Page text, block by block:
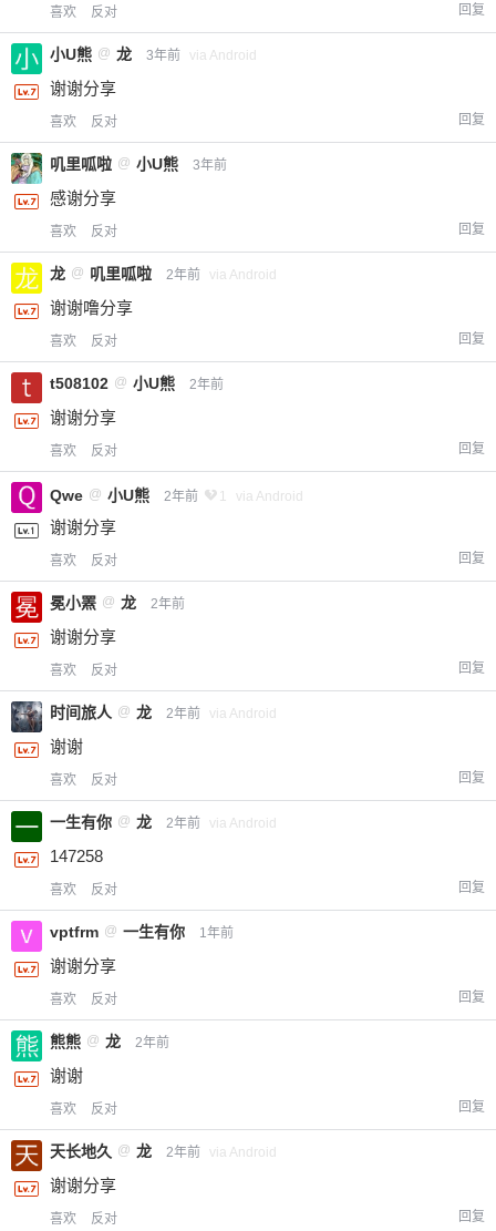
喜欢 反对 回复
小U熊 @ 龙 3年前 via Android
谢谢分享
喜欢 反对 回复
叽里呱啦 @ 小U熊 3年前
感谢分享
喜欢 反对 回复
龙 @ 叽里呱啦 2年前 via Android
谢谢噜分享
喜欢 反对 回复
t508102 @ 小U熊 2年前
谢谢分享
喜欢 反对 回复
Qwe @ 小U熊 2年前 1 via Android
谢谢分享
喜欢 反对 回复
冕小罴 @ 龙 2年前
谢谢分享
喜欢 反对 回复
时间旅人 @ 龙 2年前 via Android
谢谢
喜欢 反对 回复
一生有你 @ 龙 2年前 via Android
147258
喜欢 反对 回复
vptfrm @ 一生有你 1年前
谢谢分享
喜欢 反对 回复
熊熊 @ 龙 2年前
谢谢
喜欢 反对 回复
天长地久 @ 龙 2年前 via Android
谢谢分享
喜欢 反对 回复